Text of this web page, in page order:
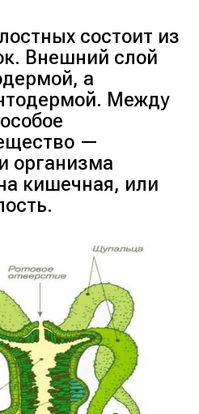
состоит из
Внешний слой
а
Между
—
организма
кишечная, или